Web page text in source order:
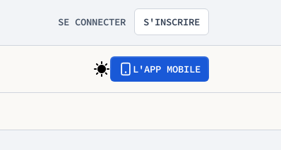
SE CONNECTER S'INSCRIRE
L'APP MOBILE